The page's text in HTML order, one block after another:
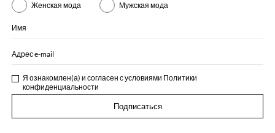
Женская мода Мужская мода
Имя
Адрес e-mail
Я ознакомлен(а) и согласен с условиями Политики
конфиденциальности
Подписаться